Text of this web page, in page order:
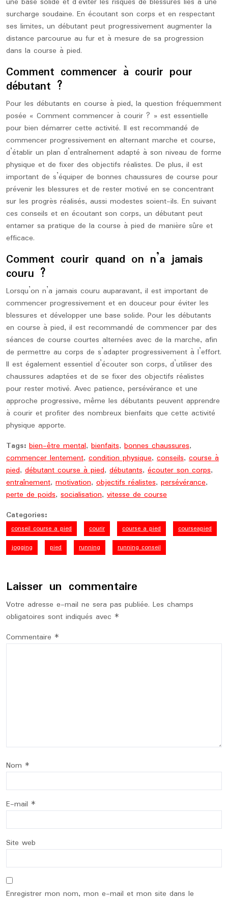
surcharge soudaine. En écoutant son corps et en respectant
ses limites, un débutant peut progressivement augmenter la
distance parcourue au fur et à mesure de sa progression
dans la course à pied.
Comment commencer à courir pour
débutant ?
Pour les débutants en course à pied, la question fréquemment
posée « Comment commencer à courir ? » est essentielle
pour bien démarrer cette activité. Il est recommandé de
commencer progressivement en alternant marche et course,
d’établir un plan d’entraînement adapté à son niveau de forme
physique et de fixer des objectifs réalistes. De plus, il est
important de s’équiper de bonnes chaussures de course pour
prévenir les blessures et de rester motivé en se concentrant
sur les progrès réalisés, aussi modestes soient-ils. En suivant
ces conseils et en écoutant son corps, un débutant peut
entamer sa pratique de la course à pied de manière sûre et
efficace.
Comment courir quand on n’a jamais
couru ?
Lorsqu’on n’a jamais couru auparavant, il est important de
commencer progressivement et en douceur pour éviter les
blessures et développer une base solide. Pour les débutants
en course à pied, il est recommandé de commencer par des
séances de course courtes alternées avec de la marche, afin
de permettre au corps de s’adapter progressivement à l’effort.
Il est également essentiel d’écouter son corps, d’utiliser des
chaussures adaptées et de se fixer des objectifs réalistes
pour rester motivé. Avec patience, persévérance et une
approche progressive, même les débutants peuvent apprendre
à courir et profiter des nombreux bienfaits que cette activité
physique apporte.
Tags: bien-être mental, bienfaits, bonnes chaussures,
commencer lentement, condition physique, conseils, course à
pied, débutant course à pied, débutants, écouter son corps,
entraînement, motivation, objectifs réalistes, persévérance,
perte de poids, socialisation, vitesse de course
Categories:
conseil course a pied courir course a pied
courseapied
jogging
pied running running conseil
Laisser un commentaire
Votre adresse e-mail ne sera pas publiée. Les champs
obligatoires sont indiqués avec *
Commentaire *
Nom *
E-mail *
Site web
Enregistrer mon nom, mon e-mail et mon site dans le